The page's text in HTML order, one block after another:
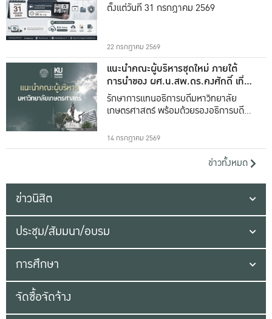
ตั้งแต่วันที่ 31 กรกฎาคม 2569
22 กรกฎาคม 2569
แนะนำคณะผู้บริหารชุดใหม่ ภายใต้
การนำของ ผศ.น.สพ.ดร.คงศักดิ์ เที่ยง
ธรรม
รักษาการแทนอธิการบดีมหาวิทยาลัย
เกษตรศาสตร์ พร้อมด้วยรองอธิการบดีทั้ง
14 กรกฎาคม 2569
ข่าวทั้งหมด
ข่าวนิสิต
ประชุม/สัมมนา/อบรม
การศึกษา
จัดซื้อจัดจ้าง